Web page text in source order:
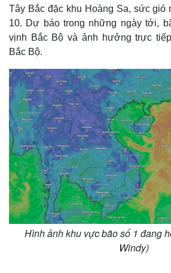
Tây Bắc đặc khu Hoàng Sa, sức gió
10. Dự báo trong những ngày tới,
vịnh Bắc Bộ và ảnh hưởng trực
Bắc Bộ.
Hình ảnh khu vực bão số 1 đang
Windy)